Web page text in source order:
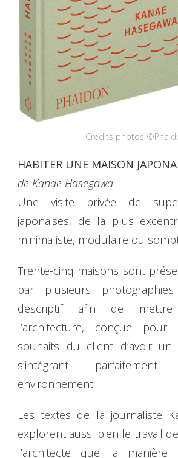
Crédits photos
HABITER UNE MAISON
de Kanae Hasegawa
Une visite privée de
japonaises, de la plus
minimaliste, modulaire ou
Trente-cinq maisons sont
par plusieurs
descriptif afin de
l’architecture, conçue
souhaits du client d’avoir
s’intégrant
environnement.
Les textes de la journaliste
explorent aussi bien le travail
l’architecte que la manière